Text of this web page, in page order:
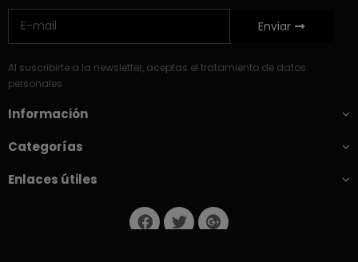
Enviar
Al suscribirte a la newsletter, aceptas el tratamiento de datos
personales
Información
Categorías
Enlaces útiles